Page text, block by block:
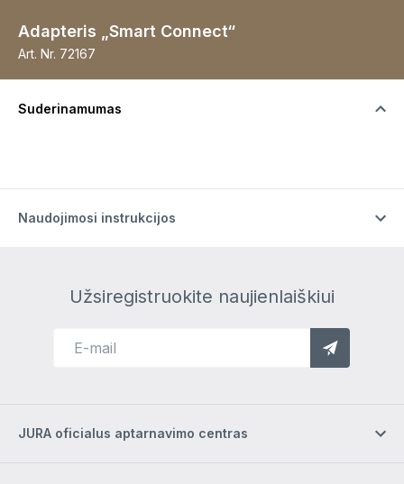
Adapteris „Smart Connect“
Art. Nr. 72167
Suderinamumas
Naudojimosi instrukcijos
Užsiregistruokite naujienlaiškiui
JURA oficialus aptarnavimo centras